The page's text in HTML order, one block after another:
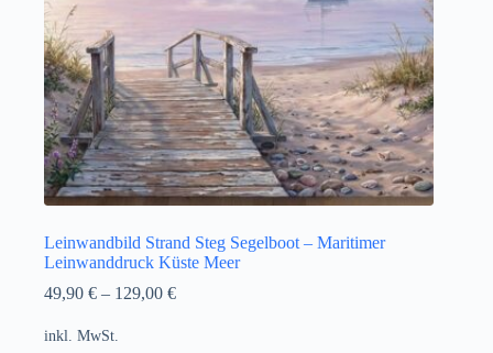
Leinwandbild Strand Steg Segelboot – Maritimer
Leinwanddruck Küste Meer
49,90 € – 129,00 €
inkl. MwSt.